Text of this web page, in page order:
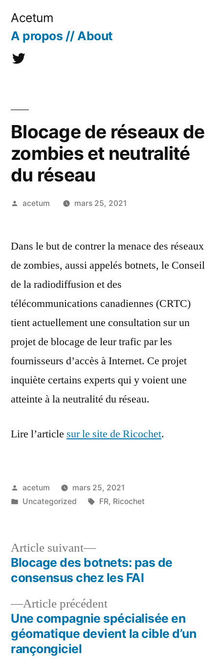
contenu
Acetum
A propos // About
@acetum
Blocage de réseaux de
zombies et neutralité
du réseau
Publié
acetum mars 25, 2021
Dans le but de contrer la menace des réseaux
de zombies, aussi appelés botnets, le Conseil
de la radiodiffusion et des
télécommunications canadiennes (CRTC)
tient actuellement une consultation sur un
projet de blocage de leur trafic par les
fournisseurs d’accès à Internet. Ce projet
inquiète certains experts qui y voient une
atteinte à la neutralité du réseau.
Lire l’article sur le site de Ricochet.
Publié
par
acetum
mars 25, 2021
Publié
Uncategorized Étiquettes :
FR, Ricochet
Navigation
l’article
Article précédentArticle
précédent :
Une compagnie spécialisée en
géomatique devient la cible d’un
rançongiciel
Article suivant
Article
suivant :
Blocage des botnets: pas de
consensus chez les FAI